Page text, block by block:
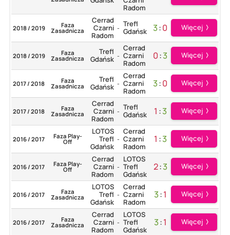
Radom
2018 / 2019 Faza
Zasadnicza
Cerrad
Czarni
Radom
- Trefl
Gdańsk
3:0 Więcej
2018 / 2019 Faza
Zasadnicza
Trefl
Gdańsk -
Cerrad
Czarni
Radom
0:3 Więcej
2017 / 2018 Faza
Zasadnicza
Trefl
Gdańsk -
Cerrad
Czarni
Radom
3:0 Więcej
2017 / 2018 Faza
Zasadnicza
Cerrad
Czarni
Radom
- Trefl
Gdańsk
1 :3 Więcej
2016 / 2017 Faza Play-
Off
LOTOS
Trefl
Gdańsk
-
Cerrad
Czarni
Radom
1 :3 Więcej
2016 / 2017 Faza Play-
Off
Cerrad
Czarni
Radom
-
LOTOS
Trefl
Gdańsk
2:3 Więcej
2016 / 2017 Faza
Zasadnicza
LOTOS
Trefl
Gdańsk
-
Cerrad
Czarni
Radom
3:1 Więcej
2016 / 2017 Faza
Zasadnicza
Cerrad
Czarni
Radom
-
LOTOS
Trefl
Gdańsk
3:1 Więcej